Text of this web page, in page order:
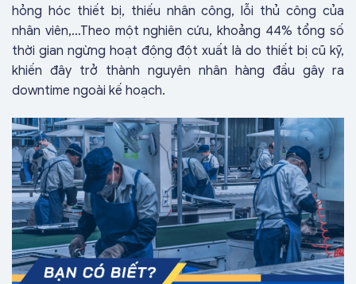
hỏng hóc thiết bị, thiếu nhân công, lỗi thủ công của
nhân viên,…Theo một nghiên cứu, khoảng 44% tổng số
thời gian ngừng hoạt động đột xuất là do thiết bị cũ kỹ,
khiến đây trở thành nguyên nhân hàng đầu gây ra
downtime ngoài kế hoạch.